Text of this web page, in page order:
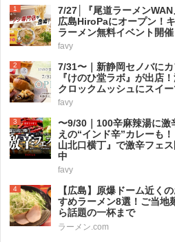
1
7/27│『尾道ラーメンWAN
広島HiroPaにオープン！
ラーメン無料イベント開催
favy
2
7/31〜｜新静岡セノバにカ
『けのひ堂ラボ』が出店
クロックムッシュにスイ
favy
3
〜9/30｜100辛麻辣湯に激
えの“インド辛”カレーも
山北口横丁』で激辛フェ
中
favy
4
【広島】原爆ドーム近く
すめラーメン8選！ご当地
ら話題の一杯まで
ラーメン.com